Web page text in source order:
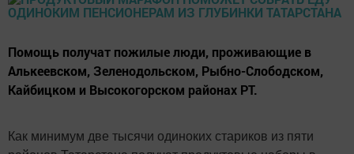
Помощь получат пожилые люди, проживающие в
Алькеевском, Зеленодольском, Рыбно-Слободском,
Кайбицком и Высокогорском районах РТ.
Как минимум две тысячи одиноких стариков из пяти